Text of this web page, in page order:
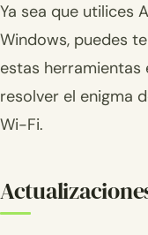
Ya sea que utilices
Windows, puedes
estas
resolver el enigma
Wi-Fi.